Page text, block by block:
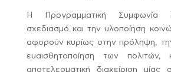
Η Προγραμματική Συμφωνία
σχεδιασμό και την υλοποίηση
αφορούν κυρίως στην πρόληψη,
ευαισθητοποίηση των
αποτελεσματική διαχείριση μίας